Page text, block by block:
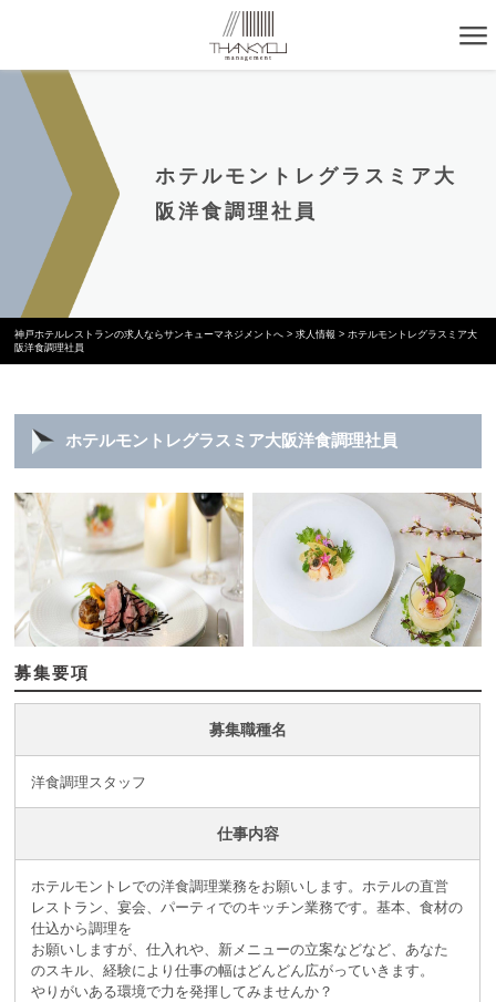
ホテルモントレグラスミア大
阪洋食調理社員
神戸ホテルレストランの求人ならサンキューマネジメントへ >求人情報 > ホテルモントレグラスミア大
阪洋食調理社員
ホテルモントレグラスミア大阪洋食調理社員
募集要項
募集職種名
洋食調理スタッフ
仕事内容
ホテルモントレでの洋食調理業務をお願いします。ホテルの直営
レストラン、宴会、パーティでのキッチン業務です。基本、食材の
仕込から調理を
お願いしますが、仕入れや、新メニューの立案などなど、あなた
のスキル、経験により仕事の幅はどんどん広がっていきます。
やりがいある環境で力を発揮してみませんか？